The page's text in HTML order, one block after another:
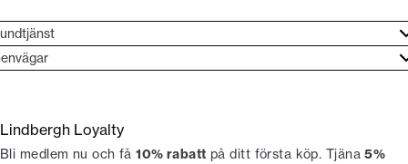
köp
Lindbergh-ambassadör
Lindbergh Loyalty
Bli medlem nu och få10% rabatt på ditt första köp. Tjäna5%